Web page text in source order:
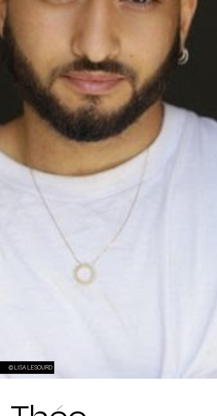
© LISA LESOURD